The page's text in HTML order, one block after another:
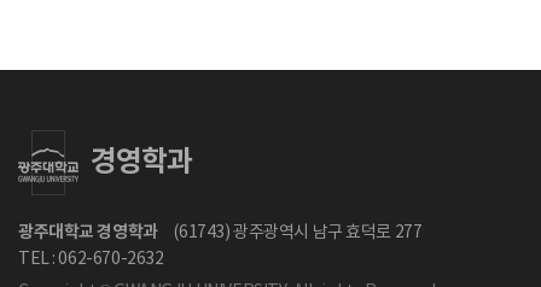
경영학과
광주대학교 경영학과
(61743) 광주광역시 남구 효덕로 277
TEL : 062-670-2632